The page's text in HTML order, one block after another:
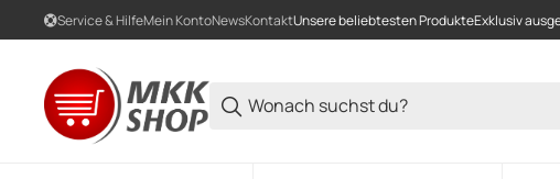
Service & HilfeMein KontoNewsKontaktUnsere beliebtesten ProdukteExklusiv